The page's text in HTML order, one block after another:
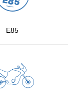
E85